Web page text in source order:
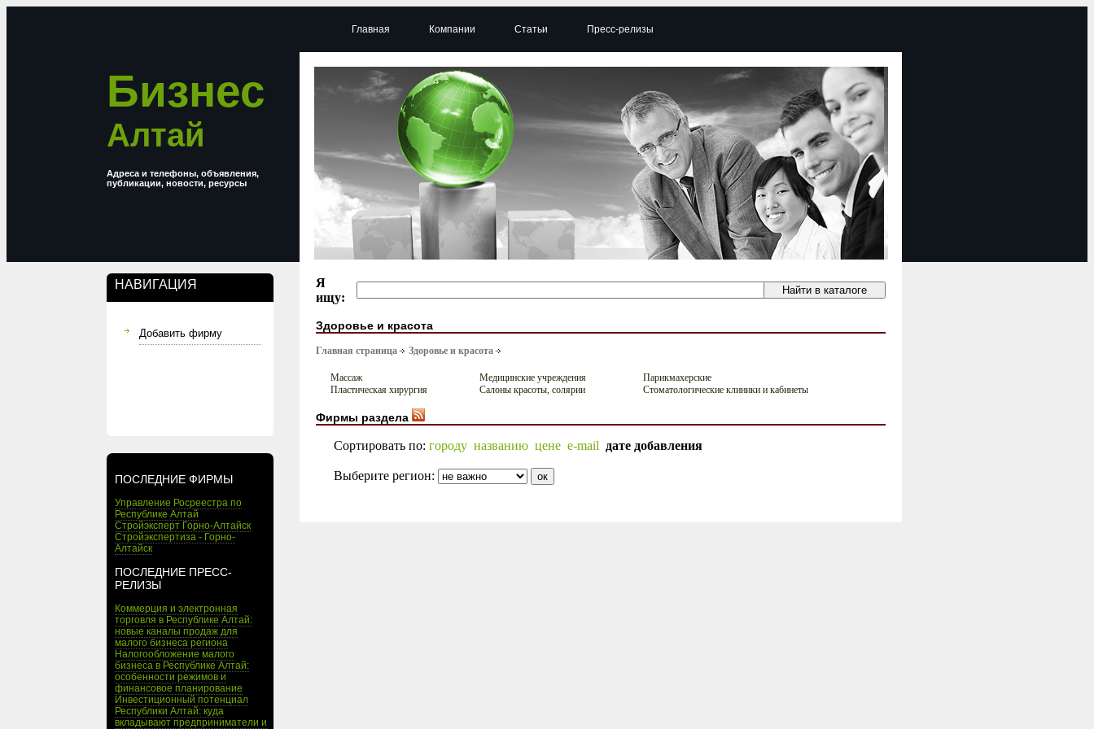
Бизнес
Алтай
Адреса и телефоны, объявления,
публикации, новости, ресурсы
НАВИГАЦИЯ
Добавить фирму
ПОСЛЕДНИЕ ФИРМЫ
Управление Росреестра по
Республике Алтай
Стройэксперт Горно-Алтайск
Стройэкспертиза - Горно-
Алтайск
ПОСЛЕДНИЕ ПРЕСС-
РЕЛИЗЫ
Коммерция и электронная
торговля в Республике Алтай:
новые каналы продаж для
малого бизнеса региона
Налогообложение малого
бизнеса в Республике Алтай:
особенности режимов и
финансовое планирование
Инвестиционный потенциал
Республики Алтай: куда
вкладывают предприниматели и
Главная Компании Статьи Пресс-релизы
Я
ищу:
Здоровье и красота
Главная страница Здоровье и красота
Массаж Медицинские учреждения
Парикмахерские
Пластическая хирургия
Салоны красоты, солярии Стоматологические клиники и кабинеты
Фирмы раздела
Сортировать по: городу названию цене e-mail дате добавления
Выберите регион: